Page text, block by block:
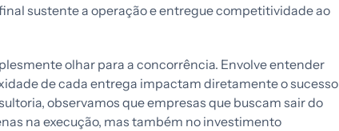
sustente a operação e entregue competitividade ao
olhar para a concorrência. Envolve entender
de cada entrega impactam diretamente o sucesso
observamos que empresas que buscam sair do
na execução, mas também no investimento